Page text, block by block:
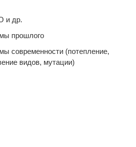
и др.
прошлого
современности (потепление,
видов, мутации)